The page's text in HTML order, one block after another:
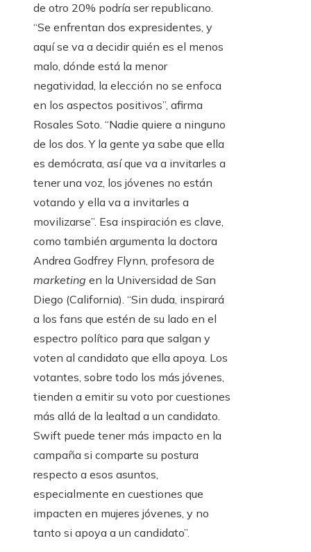
de otro 20% podría ser republicano.
“Se enfrentan dos expresidentes, y
aquí se va a decidir quién es el menos
malo, dónde está la menor
negatividad, la elección no se enfoca
en los aspectos positivos”, afirma
Rosales Soto. “Nadie quiere a ninguno
de los dos. Y la gente ya sabe que ella
es demócrata, así que va a invitarles a
tener una voz, los jóvenes no están
votando y ella va a invitarles a
movilizarse”. Esa inspiración es clave,
como también argumenta la doctora
Andrea Godfrey Flynn, profesora de
marketing en la Universidad de San
Diego (California). “Sin duda, inspirará
a los fans que estén de su lado en el
espectro político para que salgan y
voten al candidato que ella apoya. Los
votantes, sobre todo los más jóvenes,
tienden a emitir su voto por cuestiones
más allá de la lealtad a un candidato.
Swift puede tener más impacto en la
campaña si comparte su postura
respecto a esos asuntos,
especialmente en cuestiones que
impacten en mujeres jóvenes, y no
tanto si apoya a un candidato”.